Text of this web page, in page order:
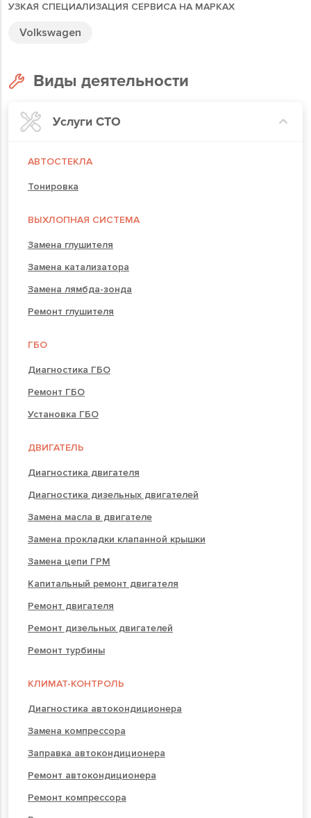
УЗКАЯ СПЕЦИАЛИЗАЦИЯ СЕРВИСА НА МАРКАХ
Volkswagen
Виды деятельности
Услуги СТО
АВТОСТЕКЛА
Тонировка
ВЫХЛОПНАЯ СИСТЕМА
Замена глушителя
Замена катализатора
Замена лямбда-зонда
Ремонт глушителя
ГБО
Диагностика ГБО
Ремонт ГБО
Установка ГБО
ДВИГАТЕЛЬ
Диагностика двигателя
Диагностика дизельных двигателей
Замена масла в двигателе
Замена прокладки клапанной крышки
Замена цепи ГРМ
Капитальный ремонт двигателя
Ремонт двигателя
Ремонт дизельных двигателей
Ремонт турбины
КЛИМАТ-КОНТРОЛЬ
Диагностика автокондиционера
Замена компрессора
Заправка автокондиционера
Ремонт автокондиционера
Ремонт компрессора